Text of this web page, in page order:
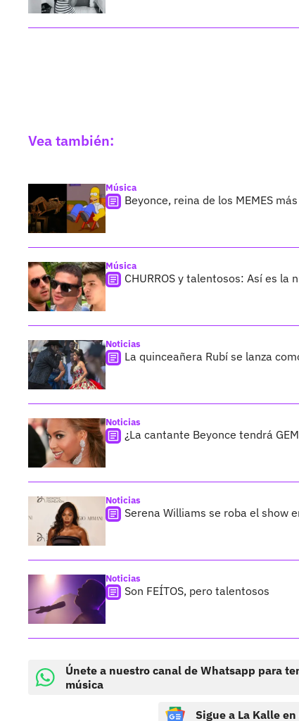
Vea también:
Música
Beyonce, reina de los MEMES
Música
CHURROS y talentosos: Así es la
Noticias
La quinceañera Rubí se lanza
Noticias
¿La cantante Beyonce tendrá
Noticias
Serena Williams se roba el show
Noticias
Son FEÍTOS, pero talentosos
Únete a nuestro canal de Whatsapp para
música
Sigue a La Kalle